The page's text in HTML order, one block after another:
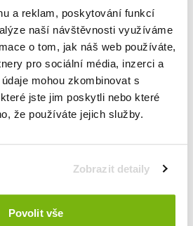
a reklam, poskytování funkcí
naší návštěvnosti využíváme
o tom, jak náš web používáte,
pro sociální média, inzerci a
mohou zkombinovat s
jste jim poskytli nebo které
že používáte jejich služby.
Zobrazit detaily
Povolit vše